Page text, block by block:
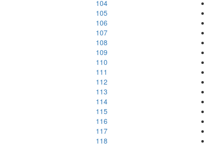
104
105
106
107
108
109
110
111
112
113
114
115
116
117
118